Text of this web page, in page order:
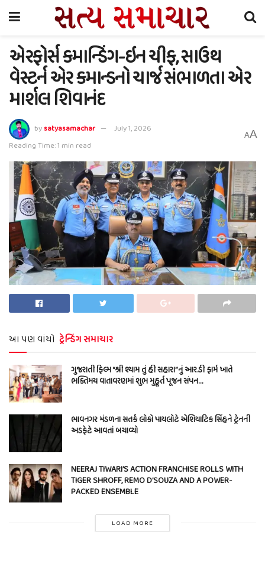
એરફોર્સ કમાન્ડિંગ-ઇન ચીફ, સાઉથ
વેસ્ટર્ન એર કમાન્ડનો ચાર્જ સંભાળતા એર
માર્શલ શિવાનંદ
bysatyasamachar
July 1, 2026
Reading Time: 1 min read
AA
આ પણ વાંચો ટ્રેન્ડિંગ સમાચાર
ગુજરાતી ફિલ્મ “શ્રી શ્યામ તું હી સહારા”નું આર.ડી ફાર્મ ખાતે
ભક્તિમય વાતાવરણમાં શુભ મુહૂર્ત પૂજન સંપન…
ભાવનગર મંડળના સતર્ક લોકો પાયલોટે એશિયાટિક સિંહને ટ્રેનની
અડફેટે આવતાં બચાવ્યો
NEERAJ TIWARI’S ACTION FRANCHISE ROLLS WITH
TIGER SHROFF, REMO D’SOUZA AND A POWER-
PACKED ENSEMBLE
LOAD MORE